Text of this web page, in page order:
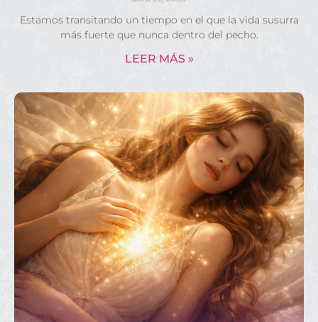
Estamos transitando un tiempo en el que la vida susurra
más fuerte que nunca dentro del pecho.
LEER MÁS »